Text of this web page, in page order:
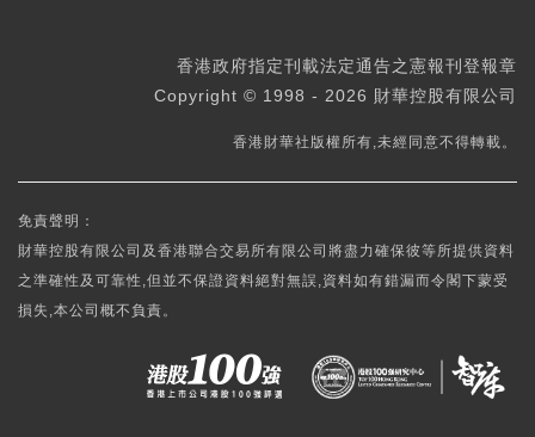
香港政府指定刊載法定通告之憲報刊登報章
Copyright © 1998 - 2026 財華控股有限公司
香港財華社版權所有,未經同意不得轉載。
免責聲明：
財華控股有限公司及香港聯合交易所有限公司將盡力確保彼等所提供資料
之準確性及可靠性,但並不保證資料絕對無誤,資料如有錯漏而令閣下蒙受
損失,本公司概不負責。